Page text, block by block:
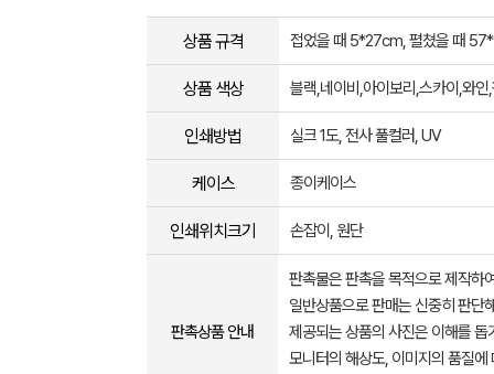
상품 규격 접었을 때 5*27cm, 펼쳤을 때
상품 색상 블랙,네이비,아이보리,스카이,와인
인쇄방법 실크 1도, 전사 풀컬러, UV
케이스 종이케이스
인쇄위치크기 손잡이, 원단
판촉상품 안내
판촉물은 판촉을 목적으로 제작하
일반상품으로 판매는 신중히 판단
제공되는 상품의 사진은 이해를
모니터의 해상도, 이미지의 품질